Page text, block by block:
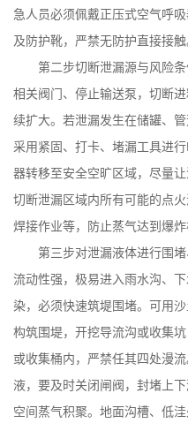
急人员必须佩戴正压式空气呼
及防护靴，严禁无防护直接接触
第二步切断泄漏源与风险
相关阀门、停止输送泵，切断
续扩大。若泄漏发生在储罐、
采用紧固、打卡、堵漏工具进
器转移至安全空旷区域，尽量
切断泄漏区域内所有可能的点
焊接作业等，防止蒸气达到爆炸
第三步对泄漏液体进行围堵
流动性强，极易进入雨水沟、
染，必须快速筑堤围堵。可用
构筑围堤，开挖导流沟或收集
或收集桶内，严禁任其四处漫
液，要及时关闭闸阀，封堵上
空间蒸气积聚。地面沟槽、低